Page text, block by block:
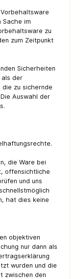
Sache im
zu
zum Zeitpunkt
Sicherheiten
als der
zu sichernde
Auswahl der
die Ware bei
offensichtliche
und uns
hat dies keine
objektiven
nur dann als
wurden und die
zwischen den